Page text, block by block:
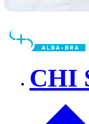
CHI